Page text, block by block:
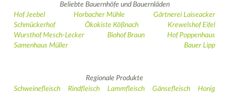
Beliebte Bauernhöfe und Bauernläden
Hof Jeebel
Horbacher Mühle
Gärtnerei Laiseacker
Schmückerhof
Ökokiste Kößnach
Krewelshof Eifel
Wursthof Mesch-Lecker
Biohof Braun
Hof Poppenhaus
Samenhaus Müller
Bauer Lipp
Regionale Produkte
Schweinefleisch
Rindfleisch Lammfleisch Gänsefleisch
Honig